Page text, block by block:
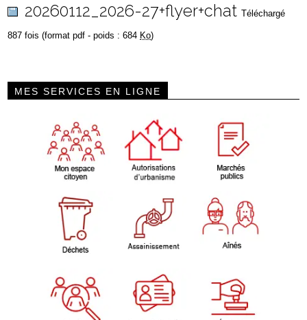
20260112_2026-27+flyer+chat Téléchargé
887 fois (format pdf - poids : 684 Ko)
MES SERVICES EN LIGNE